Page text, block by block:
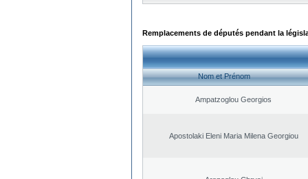
Remplacements de députés pendant la
Nom et Prénom
Ampatzoglou Georgios
Apostolaki Eleni Maria Milena Georgiou